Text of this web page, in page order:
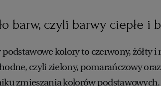
barw, czyli barwy ciepłe i
podstawowe kolory to czerwony, żółty
czyli zielony, pomarańczowy
zmieszania kolorów